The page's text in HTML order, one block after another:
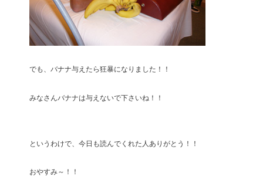
でも、バナナ与えたら狂暴になりました！！
みなさんバナナは与えないで下さいね！！
というわけで、今日も読んでくれた人ありがとう！！
おやすみ～！！